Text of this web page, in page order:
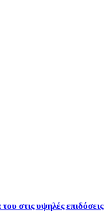
στις υψηλές επιδόσεις